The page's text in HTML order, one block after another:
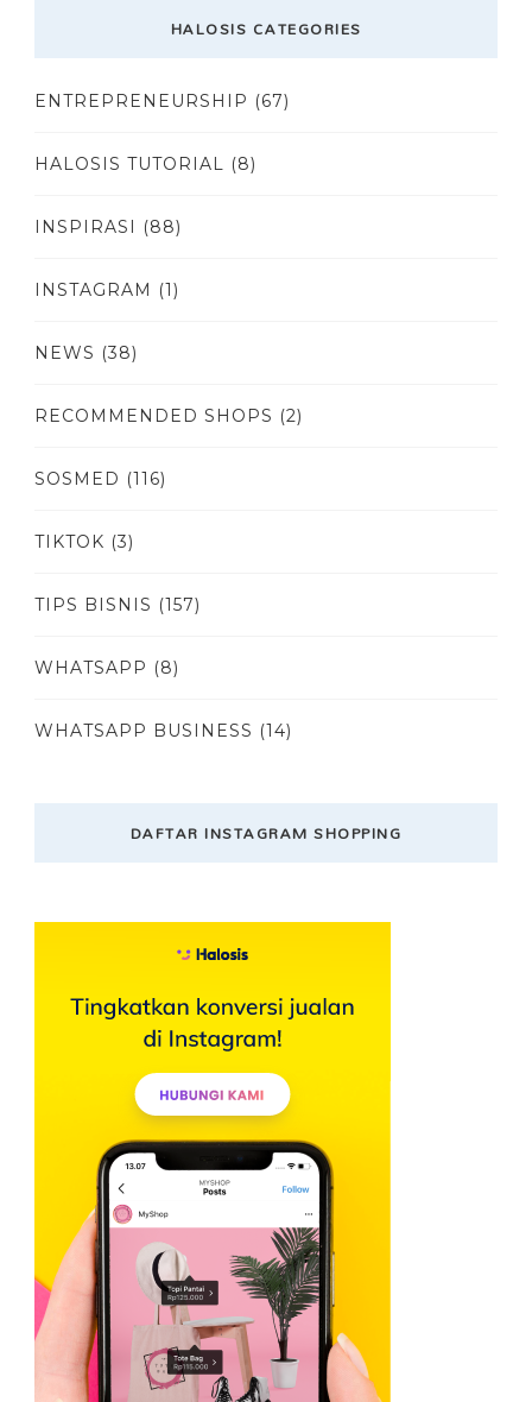
HALOSIS CATEGORIES
ENTREPRENEURSHIP (67)
HALOSIS TUTORIAL (8)
INSPIRASI (88)
INSTAGRAM (1)
NEWS (38)
RECOMMENDED SHOPS (2)
SOSMED (116)
TIKTOK (3)
TIPS BISNIS (157)
WHATSAPP (8)
WHATSAPP BUSINESS (14)
DAFTAR INSTAGRAM SHOPPING